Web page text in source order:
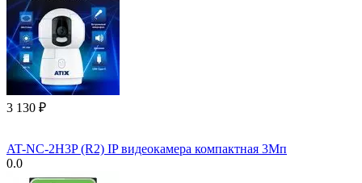
3 130 ₽
AT-NC-2H3P (R2) IP видеокамера компактная 3Мп
0.0